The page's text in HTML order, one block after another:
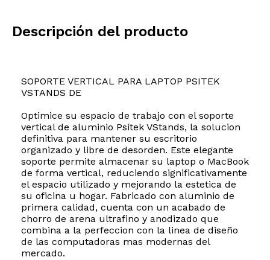
Descripción del producto
SOPORTE VERTICAL PARA LAPTOP PSITEK
VSTANDS DE
Optimice su espacio de trabajo con el soporte
vertical de aluminio Psitek VStands, la solucion
definitiva para mantener su escritorio
organizado y libre de desorden. Este elegante
soporte permite almacenar su laptop o MacBook
de forma vertical, reduciendo significativamente
el espacio utilizado y mejorando la estetica de
su oficina u hogar. Fabricado con aluminio de
primera calidad, cuenta con un acabado de
chorro de arena ultrafino y anodizado que
combina a la perfeccion con la linea de diseño
de las computadoras mas modernas del
mercado.